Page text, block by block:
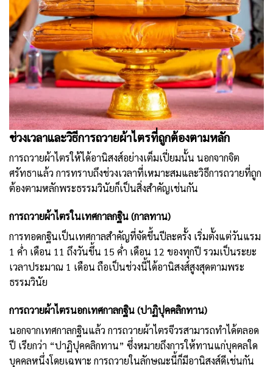
ช่วงเวลาและวิธีการถวายผ้าไตรที่ถูกต้องตามหลัก
การถวายผ้าไตรให้ได้อานิสงส์อย่างเต็มเปี่ยมนั้น นอกจากจิต
ศรัทธาแล้ว การทราบถึงช่วงเวลาที่เหมาะสมและวิธีการถวายที่ถูก
ต้องตามหลักพระธรรมวินัยก็เป็นสิ่งสำคัญเช่นกัน
การถวายผ้าไตรในเทศกาลกฐิน (กาลทาน)
การทอดกฐินเป็นเทศกาลสำคัญที่จัดขึ้นปีละครั้ง เริ่มตั้งแต่วันแรม
1 ค่ำ เดือน 11 ถึงวันขึ้น 15 ค่ำ เดือน 12 ของทุกปี รวมเป็นระยะ
เวลาประมาณ 1 เดือน ถือเป็นช่วงนี้ได้อานิสงส์สูงสุดตามพระ
ธรรมวินัย
การถวายผ้าไตรนอกเทศกาลกฐิน (ปาฏิปุคคลิกทาน)
นอกจากเทศกาลกฐินแล้ว การถวายผ้าไตรจีวรสามารถทำได้ตลอด
ปี เรียกว่า “ปาฏิปุคคลิกทาน” ซึ่งหมายถึงการให้ทานแก่บุคคลใด
บุคคลหนึ่งโดยเฉพาะ การถวายในลักษณะนี้ก็มีอานิสงส์ดีเช่นกัน